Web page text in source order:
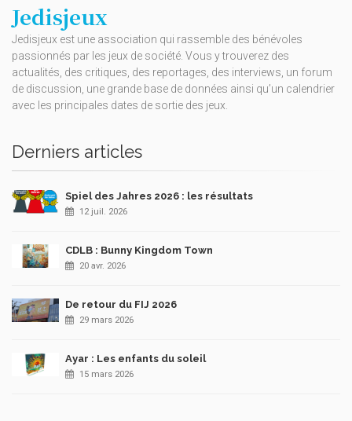
Jedisjeux
Jedisjeux est une association qui rassemble des bénévoles
passionnés par les jeux de société. Vous y trouverez des
actualités, des critiques, des reportages, des interviews, un forum
de discussion, une grande base de données ainsi qu’un calendrier
avec les principales dates de sortie des jeux.
Derniers articles
Spiel des Jahres 2026 : les résultats
12 juil. 2026
CDLB : Bunny Kingdom Town
20 avr. 2026
De retour du FIJ 2026
29 mars 2026
Ayar : Les enfants du soleil
15 mars 2026